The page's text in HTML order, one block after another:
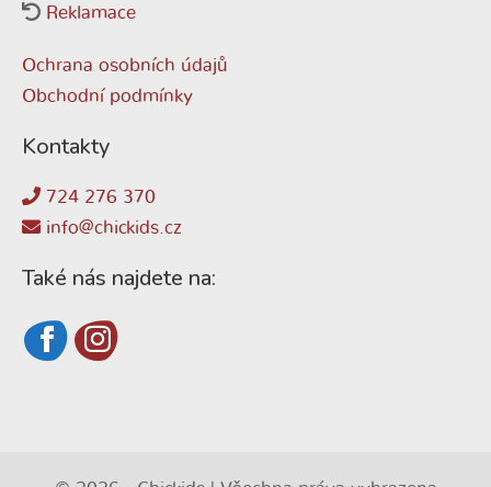
Reklamace
Ochrana osobních údajů
Obchodní podmínky
Kontakty
724 276 370
info@chickids.cz
Také nás najdete na: